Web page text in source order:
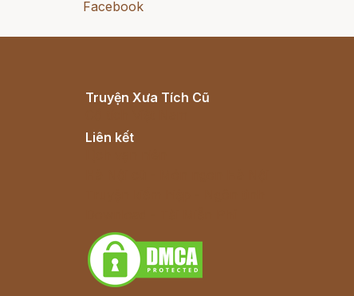
Facebook
Truyện Xưa Tích Cũ
Liên kết